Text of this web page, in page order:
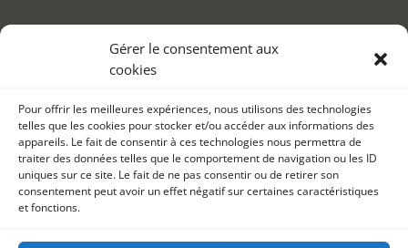
Gérer le consentement aux
cookies
Pour offrir les meilleures expériences, nous utilisons des technologies
telles que les cookies pour stocker et/ou accéder aux informations des
appareils. Le fait de consentir à ces technologies nous permettra de
traiter des données telles que le comportement de navigation ou les ID
uniques sur ce site. Le fait de ne pas consentir ou de retirer son
consentement peut avoir un effet négatif sur certaines caractéristiques
et fonctions.